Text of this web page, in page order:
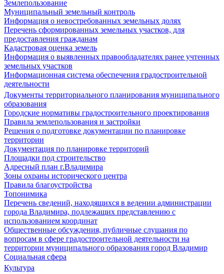
Землепользование
Муниципальный земельный контроль
Информация о невостребованных земельных долях
Перечень сформированных земельных участков, для
предоставления гражданам
Кадастровая оценка земель
Информация о выявленных правообладателях ранее учтенных
земельных участков
Информационная система обеспечения градостроительной
деятельности
Документы территориального планирования муниципального
образования
Городские нормативы градостроительного проектирования
Правила землепользования и застройки
Решения о подготовке документации по планировке
территории
Документация по планировке территорий
Площадки под строительство
Адресный план г.Владимира
Зоны охраны исторического центра
Правила благоустройства
Топонимика
Перечень сведений, находящихся в ведении администрации
города Владимира, подлежащих представлению с
использованием координат
Общественные обсуждения, публичные слушания по
вопросам в сфере градостроительной деятельности на
территории муниципального образования город Владимир
Социальная сфера
Культура